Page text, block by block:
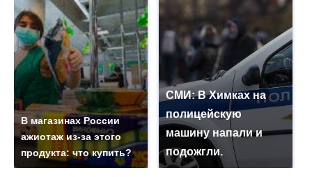
В магазинах России
ажиотаж из-за этого
продукта: что купить?
СМИ: В Химках на
полицейскую
машину напали и
подожгли.